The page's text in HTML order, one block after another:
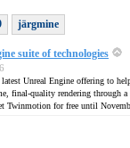
järgmine
suite of technologies
Unreal Engine offering to
final-quality rendering through
Twinmotion for free until